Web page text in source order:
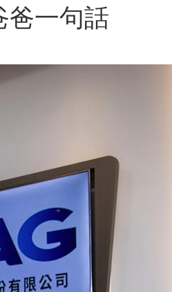
爸一句話